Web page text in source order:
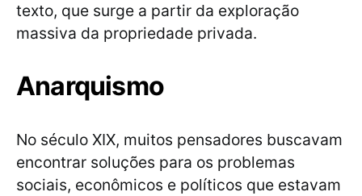
texto, que surge a partir da exploração
massiva da propriedade privada.
Anarquismo
No século XIX, muitos pensadores buscavam
encontrar soluções para os problemas
sociais, econômicos e políticos que estavam